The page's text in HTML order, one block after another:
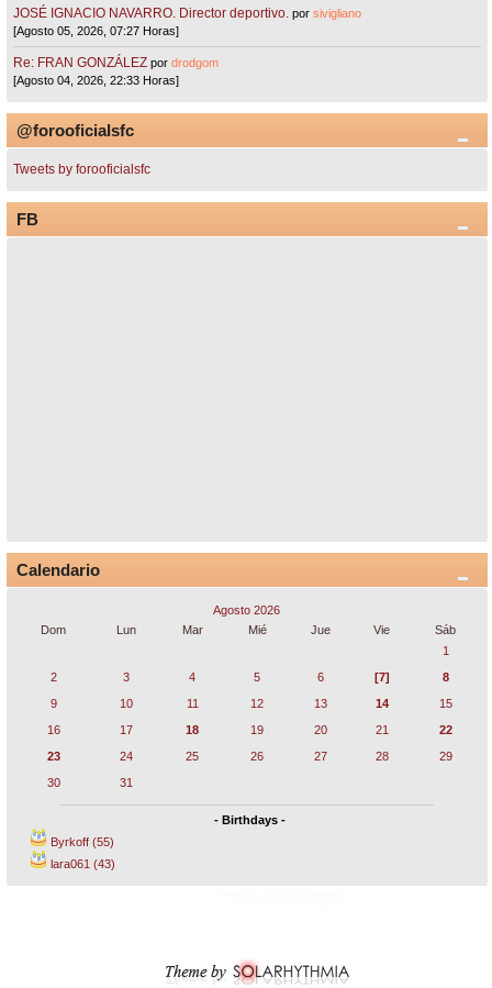
JOSÉ IGNACIO NAVARRO. Director deportivo. porsivigliano
[Agosto 05, 2026, 07:27 Horas]
Re: FRAN GONZÁLEZ pordrodgom
[Agosto 04, 2026, 22:33 Horas]
@forooficialsfc
Tweets by forooficialsfc
FB
Calendario
Agosto 2026
Dom
Lun Mar Mié Jue Vie
Sáb
1
2
3 4 5 6 [7]
8
9
10 11 12 13 14
15
16
17 18 19 20 21
22
23
24 25 26 27 28
29
30
31
- Birthdays -
Byrkoff (55)
lara061 (43)